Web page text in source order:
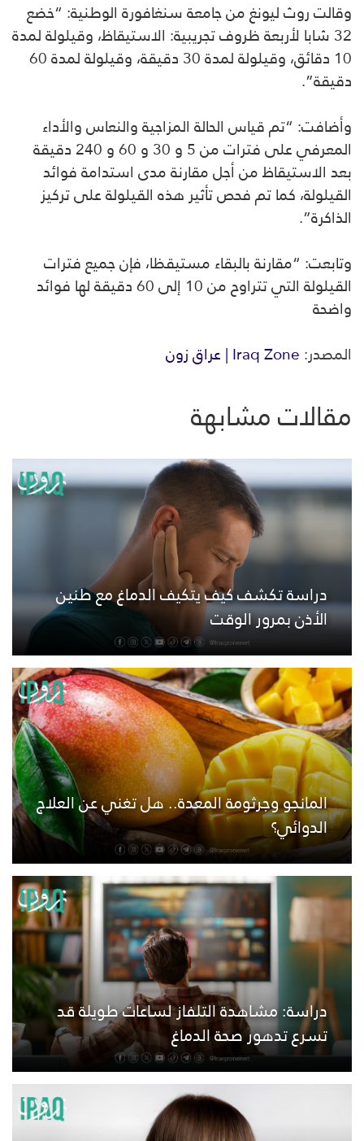
وقالت روث ليونغ من جامعة سنغافورة الوطنية: “خضع
32 شابا لأربعة ظروف تجريبية: الاستيقاظ، وقيلولة لمدة
10 دقائق، وقيلولة لمدة 30 دقيقة، وقيلولة لمدة 60
دقيقة”.
وأضافت: “تم قياس الحالة المزاجية والنعاس والأداء
المعرفي على فترات من 5 و 30 و 60 و 240 دقيقة
بعد الاستيقاظ من أجل مقارنة مدى استدامة فوائد
القيلولة، كما تم فحص تأثير هذه القيلولة على تركيز
الذاكرة”.
وتابعت: “مقارنة بالبقاء مستيقظا، فإن جميع فترات
القيلولة التي تتراوح من 10 إلى 60 دقيقة لها فوائد
واضحة
المصدر:Iraq Zone | عراق زون
مقالات مشابهة
دراسة تكشف كيف يتكيف الدماغ مع طنين
الأذن بمرور الوقت
المانجو وجرثومة المعدة.. هل تغني عن العلاج
الدوائي؟
دراسة: مشاهدة التلفاز لساعات طويلة قد
تسرع تدهور صحة الدماغ